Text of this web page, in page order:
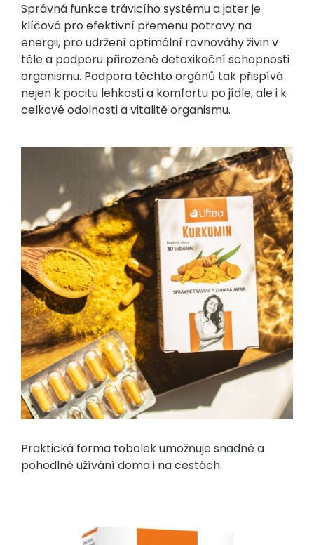
Správná funkce trávicího systému a jater je
klíčová pro efektivní přeměnu potravy na
energii, pro udržení optimální rovnováhy živin v
těle a podporu přirozené detoxikační schopnosti
organismu. Podpora těchto orgánů tak přispívá
nejen k pocitu lehkosti a komfortu po jídle, ale i k
celkové odolnosti a vitalitě organismu.
Praktická forma tobolek umožňuje snadné a
pohodlné užívání doma i na cestách.